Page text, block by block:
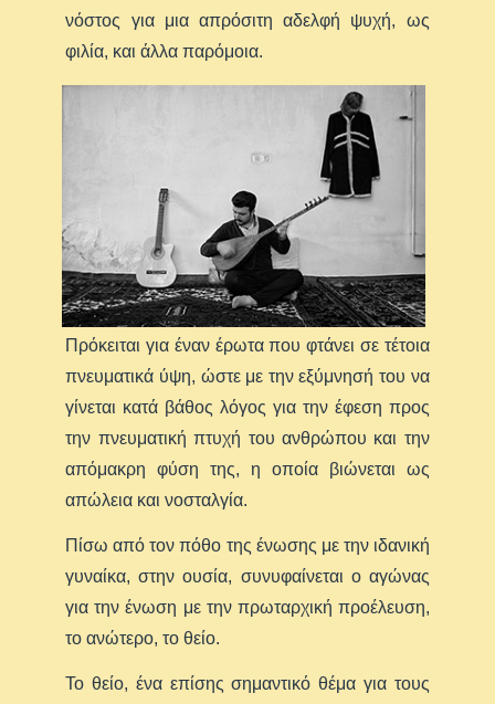
νόστος για μια απρόσιτη αδελφή ψυχή, ως
φιλία, και άλλα παρόμοια.
Πρόκειται για έναν έρωτα που φτάνει σε τέτοια
πνευματικά ύψη, ώστε με την εξύμνησή του να
γίνεται κατά βάθος λόγος για την έφεση προς
την πνευματική πτυχή του ανθρώπου και την
απόμακρη φύση της, η οποία βιώνεται ως
απώλεια και νοσταλγία.
Πίσω από τον πόθο της ένωσης με την ιδανική
γυναίκα, στην ουσία, συνυφαίνεται ο αγώνας
για την ένωση με την πρωταρχική προέλευση,
το ανώτερο, το θείο.
Το θείο, ένα επίσης σημαντικό θέμα για τους